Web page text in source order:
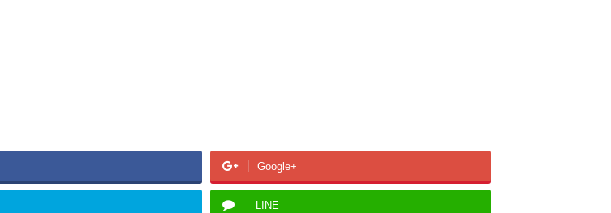
Google+
LINE